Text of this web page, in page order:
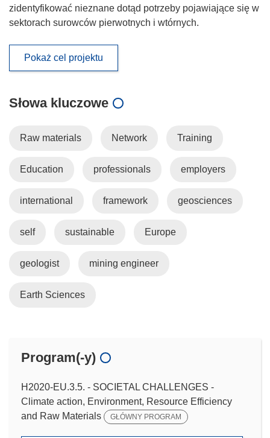
zidentyfikować nieznane dotąd potrzeby pojawiające się w
sektorach surowców pierwotnych i wtórnych.
Pokaż cel projektu
Słowa kluczowe
Raw materials Network Training
Education professionals employers
international framework geosciences
self sustainable Europe
geologist mining engineer
Earth Sciences
Program(-y)
H2020-EU.3.5. - SOCIETAL CHALLENGES -
Climate action, Environment, Resource Efficiency
and Raw Materials
GŁÓWNY PROGRAM